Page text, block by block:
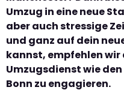
Umzug in eine neue
aber auch stressige
und ganz auf dein
kannst, empfehlen wir
Umzugsdienst wie
Bonn zu engagieren.